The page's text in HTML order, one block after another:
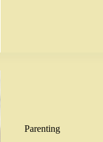
Parenting